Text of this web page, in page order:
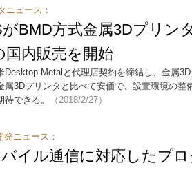
ニュース：
BMD方式金属3Dプリン
国内販売を開始
Desktop Metalと代理店契約を締結し、金属
属3Dプリンタと比べて安価で、設置環境の整
できる。
（2018/2/27）
発ニュース：
バイル通信に対応したプ